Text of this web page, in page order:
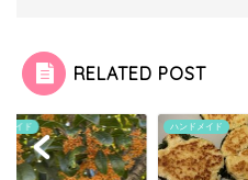
RELATED POST
メイド ハンドメイド